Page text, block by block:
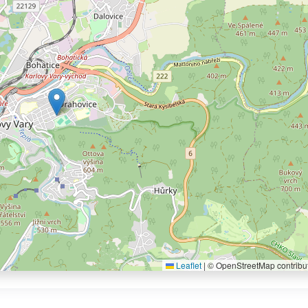
Leaflet | © OpenStreetMap